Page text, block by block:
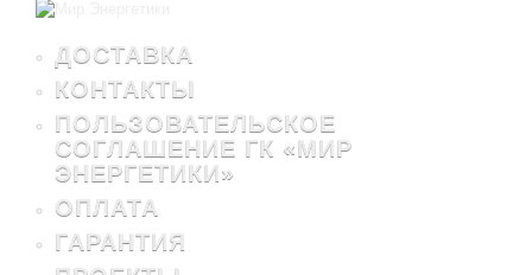
ДОСТАВКА
КОНТАКТЫ
ПОЛЬЗОВАТЕЛЬСКОЕ
СОГЛАШЕНИЕ ГК «МИР
ЭНЕРГЕТИКИ»
ОПЛАТА
ГАРАНТИЯ